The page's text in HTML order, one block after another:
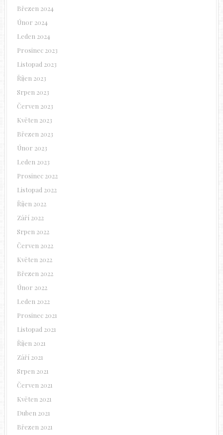
Březen 2024
Únor 2024
Leden 2024
Prosinec 2023
Listopad 2023
Říjen 2023
Srpen 2023
Červen 2023
Květen 2023
Březen 2023
Únor 2023
Leden 2023
Prosinec 2022
Listopad 2022
Říjen 2022
Září 2022
Srpen 2022
Červen 2022
Květen 2022
Březen 2022
Únor 2022
Leden 2022
Prosinec 2021
Listopad 2021
Říjen 2021
Září 2021
Srpen 2021
Červen 2021
Květen 2021
Duben 2021
Březen 2021